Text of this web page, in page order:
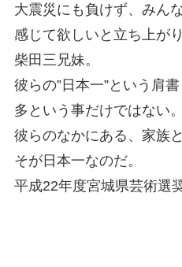
大震災にも負けず、みん
感じて欲しいと立ち上が
柴田三兄妹。
彼らの”日本一”という肩
多という事だけではない。
彼らのなかにある、家族
そが日本一なのだ。
平成22年度宮城県芸術選